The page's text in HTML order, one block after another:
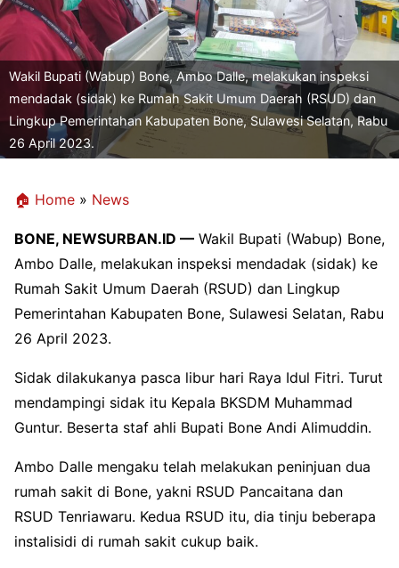
Wakil Bupati (Wabup) Bone, Ambo Dalle, melakukan inspeksi
mendadak (sidak) ke Rumah Sakit Umum Daerah (RSUD) dan
Lingkup Pemerintahan Kabupaten Bone, Sulawesi Selatan, Rabu
26 April 2023.
🏠 Home » News
BONE, NEWSURBAN.ID — Wakil Bupati (Wabup) Bone,
Ambo Dalle, melakukan inspeksi mendadak (sidak) ke
Rumah Sakit Umum Daerah (RSUD) dan Lingkup
Pemerintahan Kabupaten Bone, Sulawesi Selatan, Rabu
26 April 2023.
Sidak dilakukanya pasca libur hari Raya Idul Fitri. Turut
mendampingi sidak itu Kepala BKSDM Muhammad
Guntur. Beserta staf ahli Bupati Bone Andi Alimuddin.
Ambo Dalle mengaku telah melakukan peninjuan dua
rumah sakit di Bone, yakni RSUD Pancaitana dan
RSUD Tenriawaru. Kedua RSUD itu, dia tinju beberapa
instalisidi di rumah sakit cukup baik.